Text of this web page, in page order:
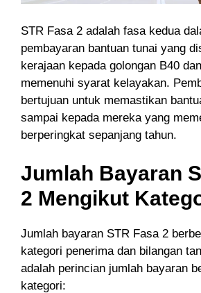
STR Fasa 2 adalah fasa kedua
pembayaran bantuan tunai yang
kerajaan kepada golongan B40
memenuhi syarat kelayakan.
bertujuan untuk memastikan
sampai kepada mereka yang
berperingkat sepanjang tahun.
Jumlah Bayaran
2 Mengikut
Jumlah bayaran STR Fasa 2
kategori penerima dan bilangan
adalah perincian jumlah bayaran
kategori: